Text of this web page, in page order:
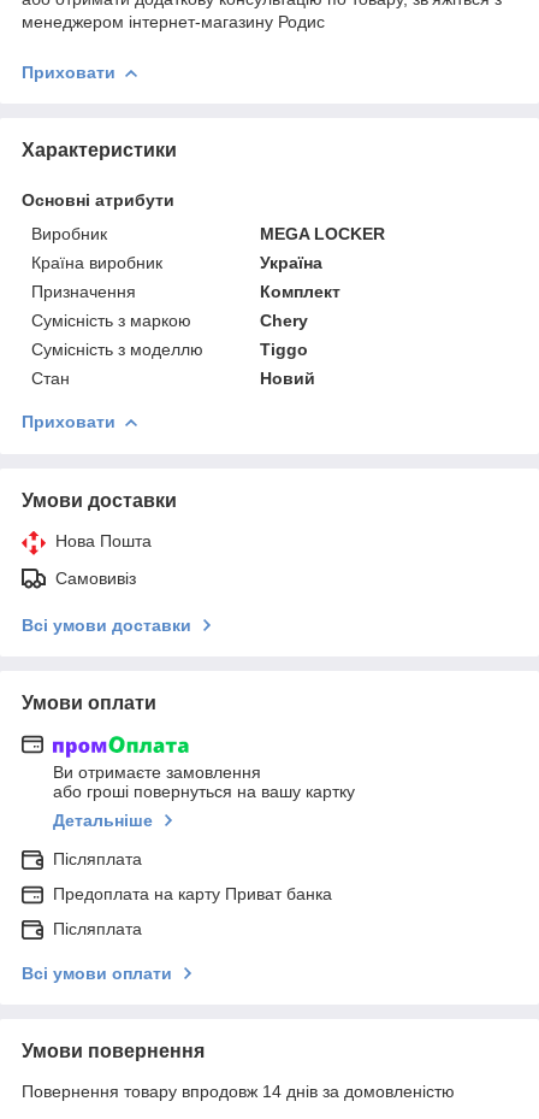
менеджером інтернет-магазину Родис
Приховати
Характеристики
Основні атрибути
Виробник
MEGA LOCKER
Країна виробник
Україна
Призначення
Комплект
Сумісність з маркою
Chery
Сумісність з моделлю
Tiggo
Стан
Новий
Приховати
Умови доставки
Нова Пошта
Самовивіз
Всі умови доставки
Умови оплати
Ви отримаєте замовлення
або гроші повернуться на вашу картку
Детальніше
Післяплата
Предоплата на карту Приват банка
Післяплата
Всі умови оплати
Умови повернення
Повернення товару впродовж 14 днів за домовленістю